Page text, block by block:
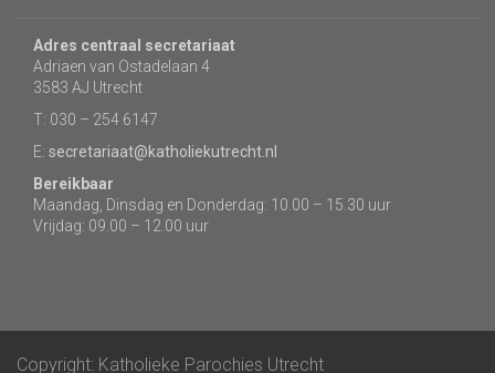
Adres centraal secretariaat
Adriaen van Ostadelaan 4
3583 AJ Utrecht
T: 030 – 254 6147
E: secretariaat@katholiekutrecht.nl
Bereikbaar
Maandag, Dinsdag en Donderdag: 10.00 – 15.30 uur
Vrijdag: 09.00 – 12.00 uur
Copyright: Katholieke Parochies Utrecht